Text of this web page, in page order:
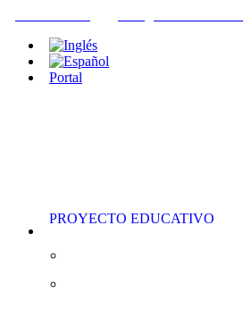
Portal
PROYECTO EDUCATIVO